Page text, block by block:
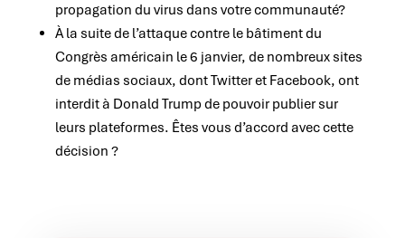
propagation du virus dans votre communauté?
À la suite de l’attaque contre le bâtiment du
Congrès américain le 6 janvier, de nombreux sites
de médias sociaux, dont Twitter et Facebook, ont
interdit à Donald Trump de pouvoir publier sur
leurs plateformes. Êtes vous d’accord avec cette
décision ?